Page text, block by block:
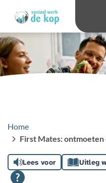
Home
First Mates:
Lees voor Uitleg